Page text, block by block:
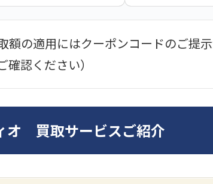
月更新 オーディオ買取価格
LUXKIT
額の適用にはクーポンコードのご提
確認ください）
オ 買取サービスご紹介